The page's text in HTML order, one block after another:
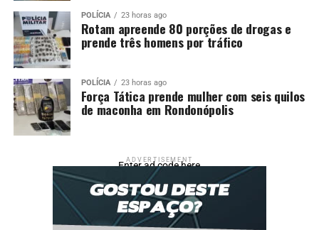
POLÍCIA 23 horas ago
Rotam apreende 80 porções de drogas e
prende três homens por tráfico
POLÍCIA 23 horas ago
Força Tática prende mulher com seis quilos
de maconha em Rondonópolis
ADVERTISEMENT
Enter ad code here